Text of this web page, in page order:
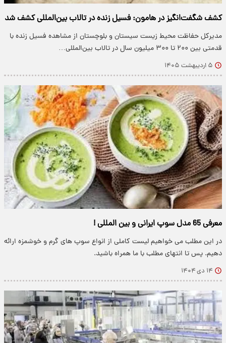
کشف شگفت‌انگیز در هامون: فسیل زنده در تالاب بین‌المللی کشف شد
مدیرکل حفاظت محیط زیست سیستان و بلوچستان از مشاهده فسیل زنده با
قدمتی بین ۲۰۰ تا ۳۰۰ میلیون سال در تالاب بین‌المللی…
۵ اردیبهشت ۱۴۰۵
معرفی 65 مدل سوپ ایرانی و بین المللی !
در این مطلب می خواهیم لیست کاملی از انواع سوپ های گرم و خوشمزه ارائه
دهیم. پس تا انتهای مطلب با ما همراه باشید.
۱۴ دی ۱۴۰۴